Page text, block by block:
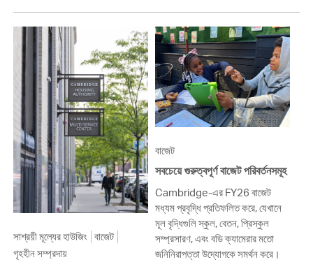
সাশ্রয়ী মূল্যের হাউজিং বাজেট
গৃহহীন সম্প্রদায়
বাজেট
সবচেয়ে গুরুত্বপূর্ণ বাজেট পরিবর্তনসমূহ
Cambridge-এর FY26 বাজেট
মধ্যম প্রবৃদ্ধি প্রতিফলিত করে, যেখানে
মূল বৃদ্ধিগুলি স্কুল, বেতন, প্রিস্কুল
সম্প্রসারণ, এবং বডি ক্যামেরার মতো
জনিনিরাপত্তা উদ্যোগকে সমর্থন করে।